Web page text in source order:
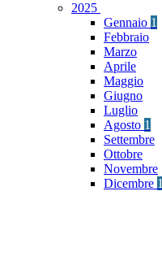
2025
Gennaio 1
Febbraio
Marzo
Aprile
Maggio
Giugno
Luglio
Agosto 1
Settembre
Ottobre
Novembre
Dicembre 1